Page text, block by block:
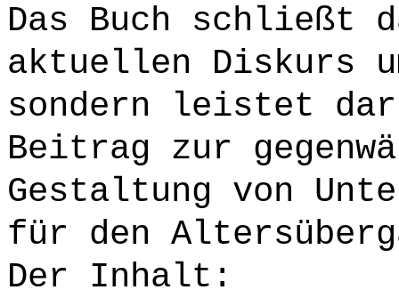
Das Buch schließt
aktuellen Diskurs
sondern leistet
Beitrag zur
Gestaltung von
für den
Der Inhalt: